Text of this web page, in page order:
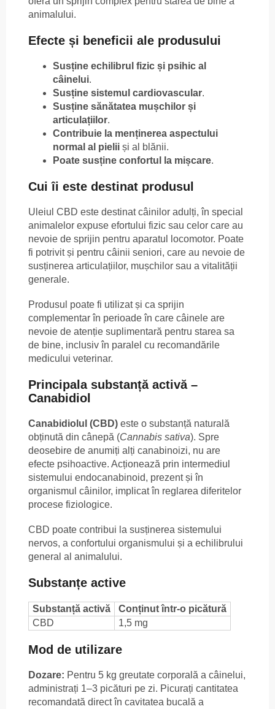
animalului.
Efecte și beneficii ale produsului
Susține echilibrul fizic și psihic al
câinelui.
Susține sistemul cardiovascular.
Susține sănătatea mușchilor și
articulațiilor.
Contribuie la menținerea aspectului
normal al pielii și al blănii.
Poate susține confortul la mișcare.
Cui îi este destinat produsul
Uleiul CBD este destinat câinilor adulți, în special
animalelor expuse efortului fizic sau celor care au
nevoie de sprijin pentru aparatul locomotor. Poate
fi potrivit și pentru câinii seniori, care au nevoie de
susținerea articulațiilor, mușchilor sau a vitalității
generale.
Produsul poate fi utilizat și ca sprijin
complementar în perioade în care câinele are
nevoie de atenție suplimentară pentru starea sa
de bine, inclusiv în paralel cu recomandările
medicului veterinar.
Principala substanță activă –
Canabidiol
Canabidiolul (CBD) este o substanță naturală
obținută din cânepă (Cannabis sativa). Spre
deosebire de anumiți alți canabinoizi, nu are
efecte psihoactive. Acționează prin intermediul
sistemului endocanabinoid, prezent și în
organismul câinilor, implicat în reglarea diferitelor
procese fiziologice.
CBD poate contribui la susținerea sistemului
nervos, a confortului organismului și a echilibrului
general al animalului.
Substanțe active
Substanță activă
Conținut într-o picătură
CBD
1,5 mg
Mod de utilizare
Dozare: Pentru 5 kg greutate corporală a câinelui,
administrați 1–3 picături pe zi. Picurați cantitatea
recomandată direct în cavitatea bucală a